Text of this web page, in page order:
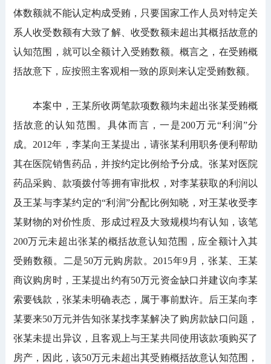
体数额就不能认定构成受贿，只要国家工作人员对特定关
系人收受数额有大致了解、收受数额未超出其概括故意的
认知范围，就可以全额计入受贿数额。概言之，在受贿概
括故意下，应按照主客观相一致的原则来认定受贿数额。
本案中，王某所收两笔款项数额均未超出张某受贿概
括故意的认知范围。具体而言，一是200万元“利润”分
成。2012年，李某向王某提出，请张某利用职务便利帮助
其在医院销售药品，并按约定比例给予分成。张某对医院
药品采购、款项拨付等拥有审批权，对李某获取的利润以
及王某与李某约定的“利润”分配比例知晓，对王某收受李
某财物的对价性质、形成过程及大致规模均有认知，该笔
200万元未超出张某的概括故意认知范围，应全额计入其
受贿数额。二是50万元购房款。2015年9月，张某、王某
商议购房时，王某提出约有50万元资金缺口并建议向李某
索要钱款，张某未明确表态，属于事前默许。后王某向李
某要来50万元并告知张某找李某解决了购房款缺口问题，
张某未提出异议，且客观上与王某共同使用该款项购买了
房产，因此，该50万元未超出其受贿概括故意认知范围，